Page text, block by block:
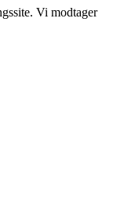
Vi modtager